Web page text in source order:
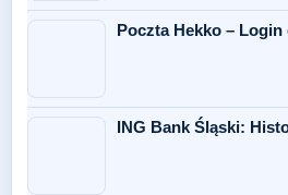
Poczta Hekko –
ING Bank Śląski: